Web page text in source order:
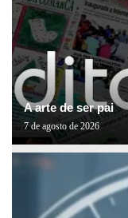
A arte de ser pai
7 de agosto de 2026